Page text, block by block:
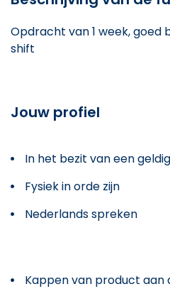
Opdracht van 1 week,
shift
Jouw profiel
In het bezit van een
Fysiek in orde zijn
Nederlands spreken
Kappen van product aan